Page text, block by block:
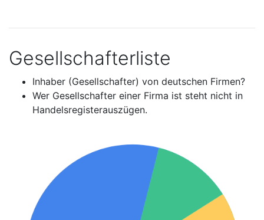
Gesellschafterliste
Inhaber (Gesellschafter) von deutschen Firmen?
Wer Gesellschafter einer Firma ist steht nicht in
Handelsregisterauszügen.